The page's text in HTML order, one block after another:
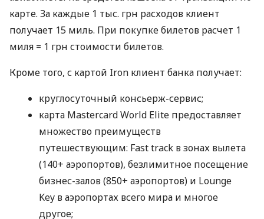
карте. За каждые 1 тыс. грн расходов клиент
получает 15 миль. При покупке билетов расчет 1
миля = 1 грн стоимости билетов.
Кроме того, с картой Iron клиент банка получает:
круглосуточный консьерж-сервис;
карта Mastercard World Elite предоставляет
множество преимуществ
путешествующим: Fast track в зонах вылета
(140+ аэропортов), безлимитное посещение
бизнес-залов (850+ аэропортов) и Lounge
Key в аэропортах всего мира и многое
другое;